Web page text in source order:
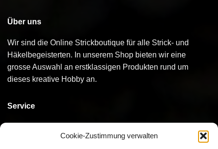
Cookie-Zustimmung verwalten
Über uns
Wir sind die Online Strickboutique für alle Strick- und
Häkelbegeisterten. In unserem Shop bieten wir eine
grosse Auswahl an erstklassigen Produkten rund um
dieses kreative Hobby an.
Service